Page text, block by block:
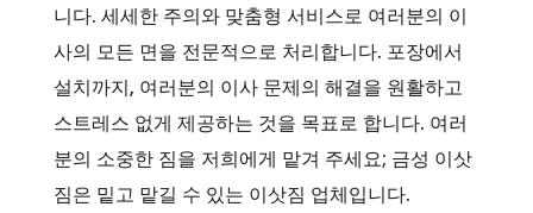
니다. 세세한 주의와 맞춤형 서비스로 여러분의 이
사의 모든 면을 전문적으로 처리합니다. 포장에서
설치까지, 여러분의 이사 문제의 해결을 원활하고
스트레스 없게 제공하는 것을 목표로 합니다. 여러
분의 소중한 짐을 저희에게 맡겨 주세요; 금성 이삿
짐은 밑고 맡길 수 있는 이삿짐 업체입니다.